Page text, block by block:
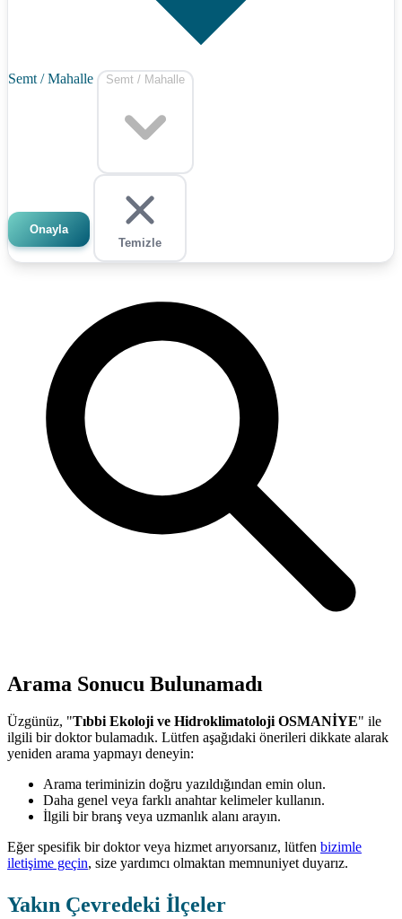
Semt / Mahalle Semt / Mahalle
Onayla
Temizle
Arama Sonucu Bulunamadı
Üzgünüz, "Tıbbi Ekoloji ve Hidroklimatoloji OSMANİYE" ile
ilgili bir doktor bulamadık. Lütfen aşağıdaki önerileri dikkate alarak
yeniden arama yapmayı deneyin:
Arama teriminizin doğru yazıldığından emin olun.
Daha genel veya farklı anahtar kelimeler kullanın.
İlgili bir branş veya uzmanlık alanı arayın.
Eğer spesifik bir doktor veya hizmet arıyorsanız, lütfen bizimle
iletişime geçin, size yardımcı olmaktan memnuniyet duyarız.
Yakın Çevredeki İlçeler